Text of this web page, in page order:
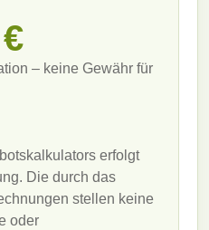
€
– keine Gewähr für
erfolgt
Die durch das
stellen keine
oder